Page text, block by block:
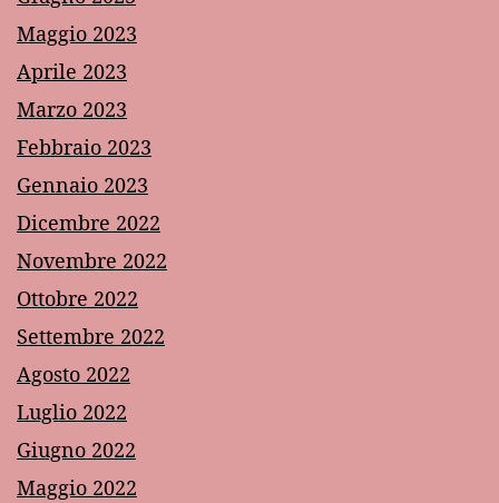
Maggio 2023
Aprile 2023
Marzo 2023
Febbraio 2023
Gennaio 2023
Dicembre 2022
Novembre 2022
Ottobre 2022
Settembre 2022
Agosto 2022
Luglio 2022
Giugno 2022
Maggio 2022